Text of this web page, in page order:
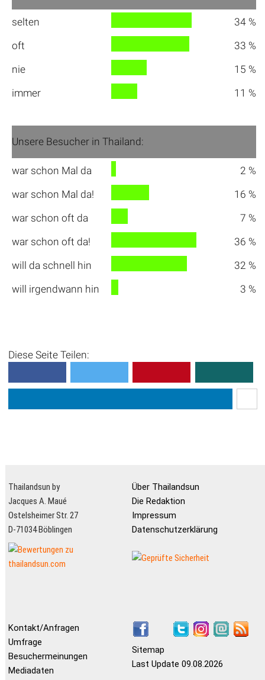
selten
34 %
oft
33 %
nie
15 %
immer
11 %
Unsere Besucher in Thailand:
war schon Mal da
2 %
war schon Mal da!
16 %
war schon oft da
7 %
war schon oft da!
36 %
will da schnell hin
32 %
will irgendwann hin
3 %
Diese Seite Teilen:
Thailandsun by
Jacques A. Maué
Ostelsheimer Str. 27
D-71034 Böblingen
Über Thailandsun
Die Redaktion
Impressum
Datenschutzerklärung
Kontakt/Anfragen
Umfrage
Besuchermeinungen
Mediadaten
Sitemap
Last Update 09.08.2026